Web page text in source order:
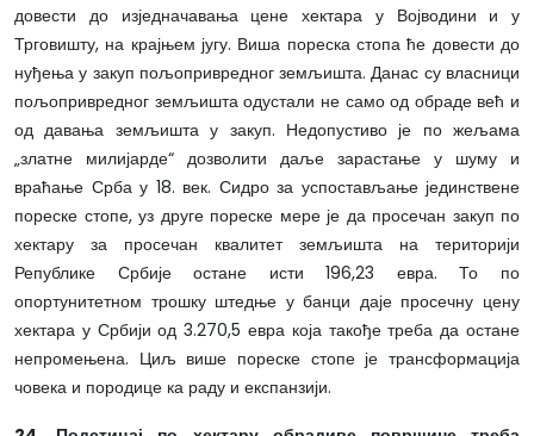
довести до изједначавања цене хектара у Војводини и у
Трговишту, на крајњем југу. Виша пореска стопа ће довести до
нуђења у закуп пољопривредног земљишта. Данас су власници
пољопривредног земљишта одустали не само од обраде већ и
од давања земљишта у закуп. Недопустиво је по жељама
„златне милијарде“ дозволити даље зарастање у шуму и
враћање Срба у 18. век. Сидро за успостављање јединствене
пореске стопе, уз друге пореске мере је да просечан закуп по
хектару за просечан квалитет земљишта на територији
Републике Србије остане исти 196,23 евра. То по
опортунитетном трошку штедње у банци даје просечну цену
хектара у Србији од 3.270,5 евра која такође треба да остане
непромењена. Циљ више пореске стопе је трансформација
човека и породице ка раду и експанзији.